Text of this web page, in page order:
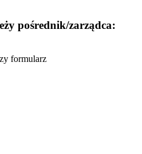
pośrednik/zarządca:
formularz